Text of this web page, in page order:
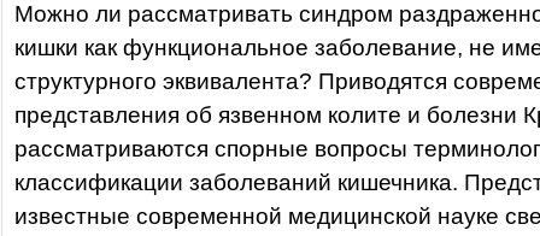
Можно ли рассматривать синдром
кишки как функциональное заболевание, не
структурного эквивалента? Приводятся
представления об язвенном колите и болезни
рассматриваются спорные вопросы
классификации заболеваний кишечника.
известные современной медицинской науке